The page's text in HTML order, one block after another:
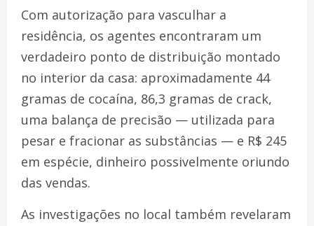
Com autorização para vasculhar a
residência, os agentes encontraram um
verdadeiro ponto de distribuição montado
no interior da casa: aproximadamente 44
gramas de cocaína, 86,3 gramas de crack,
uma balança de precisão — utilizada para
pesar e fracionar as substâncias — e R$ 245
em espécie, dinheiro possivelmente oriundo
das vendas.
As investigações no local também revelaram